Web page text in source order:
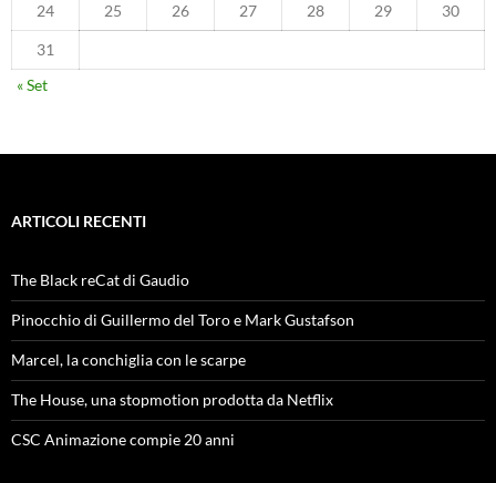
24 25 26 27 28 29 30
31
« Set
ARTICOLI RECENTI
The Black reCat di Gaudio
Pinocchio di Guillermo del Toro e Mark Gustafson
Marcel, la conchiglia con le scarpe
The House, una stopmotion prodotta da Netflix
CSC Animazione compie 20 anni